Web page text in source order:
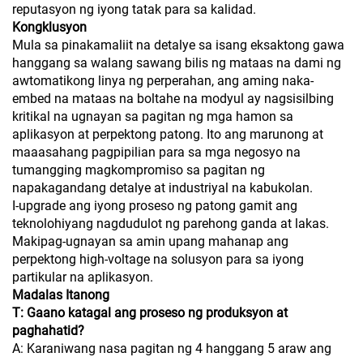
reputasyon ng iyong tatak para sa kalidad.
Kongklusyon
Mula sa pinakamaliit na detalye sa isang eksaktong gawa
hanggang sa walang sawang bilis ng mataas na dami ng
awtomatikong linya ng perperahan, ang aming naka-
embed na mataas na boltahe na modyul ay nagsisilbing
kritikal na ugnayan sa pagitan ng mga hamon sa
aplikasyon at perpektong patong. Ito ang marunong at
maaasahang pagpipilian para sa mga negosyo na
tumangging magkompromiso sa pagitan ng
napakagandang detalye at industriyal na kabukolan.
I-upgrade ang iyong proseso ng patong gamit ang
teknolohiyang nagdudulot ng parehong ganda at lakas.
Makipag-ugnayan sa amin upang mahanap ang
perpektong high-voltage na solusyon para sa iyong
partikular na aplikasyon.
Madalas Itanong
T: Gaano katagal ang proseso ng produksyon at
paghahatid?
A: Karaniwang nasa pagitan ng 4 hanggang 5 araw ang